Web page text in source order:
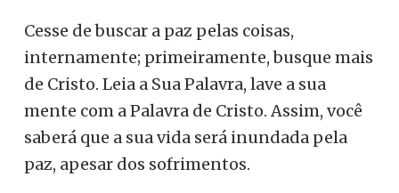
Cesse de buscar a paz pelas coisas,
internamente; primeiramente, busque mais
de Cristo. Leia a Sua Palavra, lave a sua
mente com a Palavra de Cristo. Assim, você
saberá que a sua vida será inundada pela
paz, apesar dos sofrimentos.